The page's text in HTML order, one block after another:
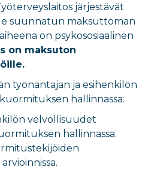
järjestävät
suunnatun maksuttoman
on psykososiaalinen
on maksuton
työnantajan ja esihenkilön
hallinnassa:
velvollisuudet
hallinnassa.